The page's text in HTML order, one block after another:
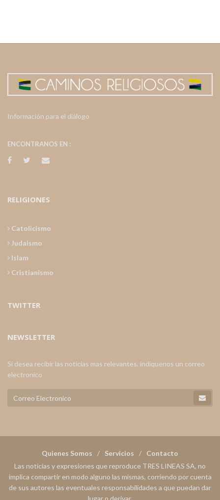
Información para el diálogo
ENCONTRANOS EN :
RELIGIONES
Catolicismo
Judaismo
Islam
Cristianismo
TWITTER
NEWSLETTER
Si desea recibir las noticias mas relevantes, indiquenos un correo
electronico
Quienes Somos Servicios
Contacto
Las noticias y expresiones que reproduce TRES LINEAS SA, no
implica compartir en modo alguno las mismas, corriendo por cuenta
de sus autores las eventuales responsabilidades a que puedan dar